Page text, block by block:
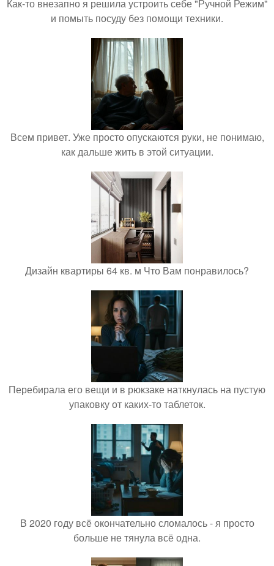
Как-то внезапно я решила устроить себе "Ручной Режим"
и помыть посуду без помощи техники.
Всем привет. Уже просто опускаются руки, не понимаю,
как дальше жить в этой ситуации.
Дизайн квартиры 64 кв. м Что Вам понравилось?
Перебирала его вещи и в рюкзаке наткнулась на пустую
упаковку от каких-то таблеток.
В 2020 году всё окончательно сломалось - я просто
больше не тянула всё одна.